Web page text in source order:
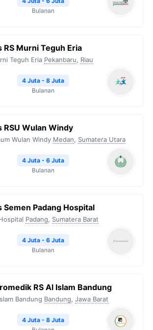
Bulanan
RS Murni Teguh Eria
Teguh Eria Pekanbaru, Riau
4 Juta - 8 Juta
Bulanan
RSU Wulan Windy
Wulan Windy Medan, Sumatera Utara
4 Juta - 6 Juta
Bulanan
Semen Padang Hospital
Padang, Sumatera Barat
4 Juta - 6 Juta
Bulanan
RS Al Islam Bandung
Bandung Bandung, Jawa Barat
4 Juta - 8 Juta